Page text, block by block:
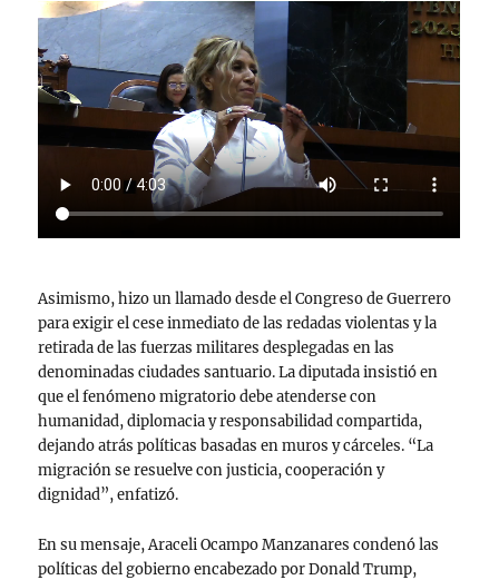
Asimismo, hizo un llamado desde el Congreso de Guerrero
para exigir el cese inmediato de las redadas violentas y la
retirada de las fuerzas militares desplegadas en las
denominadas ciudades santuario. La diputada insistió en
que el fenómeno migratorio debe atenderse con
humanidad, diplomacia y responsabilidad compartida,
dejando atrás políticas basadas en muros y cárceles. “La
migración se resuelve con justicia, cooperación y
dignidad”, enfatizó.
En su mensaje, Araceli Ocampo Manzanares condenó las
políticas del gobierno encabezado por Donald Trump,